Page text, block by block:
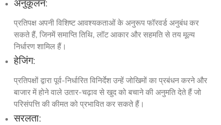
अनुकूलन:
प्रतिपक्ष अपनी विशिष्ट आवश्यकताओं के अनुरूप फॉरवर्ड अनुबंध कर
सकते हैं, जिनमें समाप्ति तिथि, लॉट आकार और सहमति से तय मूल्य
निर्धारण शामिल हैं।
हेजिंग:
प्रतिपक्षों द्वारा पूर्व-निर्धारित विनिर्देश उन्हें जोखिमों का प्रबंधन करने और
बाजार में होने वाले उतार-चढ़ाव से खुद को बचाने की अनुमति देते हैं जो
परिसंपत्ति की कीमत को प्रभावित कर सकते हैं।
सरलता: